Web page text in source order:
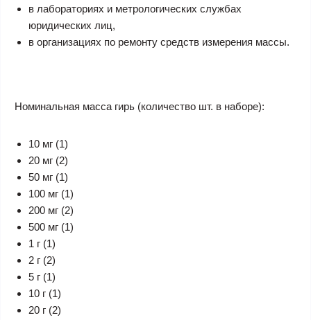
в лабораториях и метрологических службах
юридических лиц,
в организациях по ремонту средств измерения массы.
Номинальная масса гирь (количество шт. в наборе):
10 мг (1)
20 мг (2)
50 мг (1)
100 мг (1)
200 мг (2)
500 мг (1)
1 г (1)
2 г (2)
5 г (1)
10 г (1)
20 г (2)